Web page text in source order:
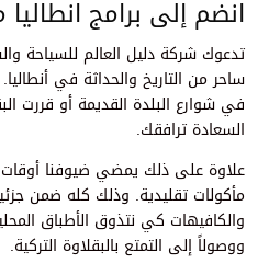
انضم إلى برامج انطاليا
تدعوك شركة دليل العالم للسياحة
ساحر من التاريخ والحداثة في
في شوارع البلدة القديمة أو قررت
السعادة ترافقك.
علاوة على ذلك يمضي ضيوفنا
مأكولات تقليدية. وذلك كله ضمن
والكافيهات كي نتذوق الأطباق
ووصولاً إلى التمتع بالبقلاوة التركية.